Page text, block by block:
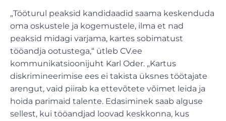
„Tööturul peaksid kandidaadid saama keskenduda
oma oskustele ja kogemustele, ilma et nad
peaksid midagi varjama, kartes sobimatust
tööandja ootustega,“ ütleb CV.ee
kommunikatsioonijuht Karl Oder. „Kartus
diskrimineerimise ees ei takista üksnes töötajate
arengut, vaid piirab ka ettevõtete võimet leida ja
hoida parimaid talente. Edasiminek saab alguse
sellest, kui tööandjad loovad keskkonna, kus